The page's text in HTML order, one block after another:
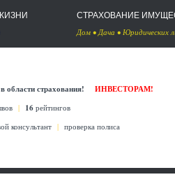
СТРАХОВАНИЕ
Дом •Дача • Юридических
страхования!
ИНВЕСТОРАМ!
| 16 рейтингов
консультант | проверка полиса